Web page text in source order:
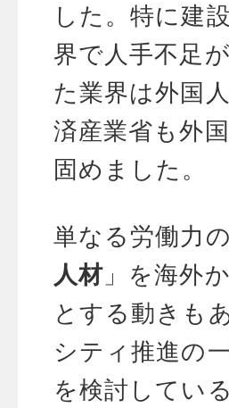
した。特に建
界で人手不足
た業界は外国
済産業省も外
固めました。
単なる労働力
人材 」を海外
とする動きも
シティ推進の
を検討してい